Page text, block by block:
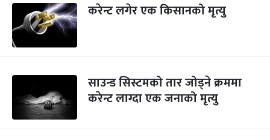
करेन्ट लगेर एक किसानको मृत्यु
साउन्ड सिस्टमको तार जोड्ने क्रममा
करेन्ट लाग्दा एक जनाको मृत्यु